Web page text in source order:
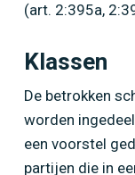
(art. 2:395a,
Klassen
De betrokken
worden
een voorstel
partijen die in